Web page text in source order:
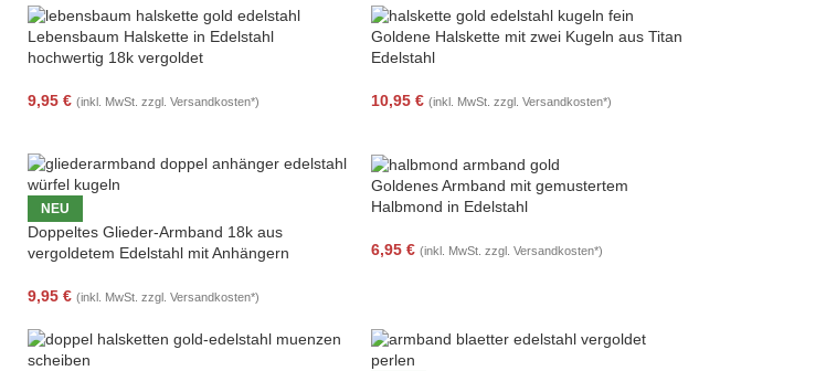
Lebensbaum Halskette in Edelstahl
hochwertig 18k vergoldet
9,95 € (inkl. MwSt. zzgl. Versandkosten*)
Goldene Halskette mit zwei Kugeln aus Titan
Edelstahl
10,95 € (inkl. MwSt. zzgl. Versandkosten*)
NEU
Doppeltes Glieder-Armband 18k aus
vergoldetem Edelstahl mit Anhängern
9,95 € (inkl. MwSt. zzgl. Versandkosten*)
Goldenes Armband mit gemustertem
Halbmond in Edelstahl
6,95 € (inkl. MwSt. zzgl. Versandkosten*)